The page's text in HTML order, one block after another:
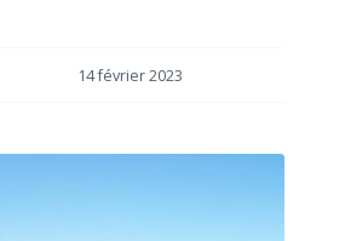
14 février 2023